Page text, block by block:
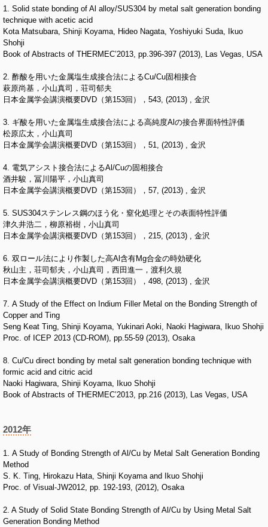
1. Solid state bonding of Al alloy/SUS304 by metal salt generation bonding
technique with acetic acid
Kota Matsubara, Shinji Koyama, Hideo Nagata, Yoshiyuki Suda, Ikuo
Shohji
Book of Abstracts of THERMEC’2013, pp.396-397 (2013), Las Vegas, USA
2. 酢酸を用いた金属塩生成接合法によるCu/Cu固相接合
萩原尚基，小山真司，荘司郁夫
日本金属学会講演概要DVD（第153回），543, (2013) , 金沢
3. ギ酸を用いた金属塩生成接合法による高純度Alの接合界面特性評価
松原広太，小山真司
日本金属学会講演概要DVD（第153回），51, (2013) , 金沢
4. 電気アシスト接合法によるAl/Cuの固相接合
酒井駿，冨川陽平，小山真司
日本金属学会講演概要DVD（第153回），57, (2013) , 金沢
5. SUS304ステンレス鋼のほう化・窒化処理とその表面特性評価
津久井浩二，柳原裕樹，小山真司
日本金属学会講演概要DVD（第153回），215, (2013) , 金沢
6. 双ロール法により作製した高Al含有Mg合金の時効硬化
秋山主，荘司郁夫，小山真司，西田進一，渡利久規
日本金属学会講演概要DVD（第153回），498, (2013) , 金沢
7. A Study of the Effect on Indium Filler Metal on the Bonding Strength of
Copper and Ting
Seng Keat Ting, Shinji Koyama, Yukinari Aoki, Naoki Hagiwara, Ikuo Shohji
Proc. of ICEP 2013 (CD-ROM), pp.55-59 (2013), Osaka
8. Cu/Cu direct bonding by metal salt generation bonding technique with
formic acid and citric acid
Naoki Hagiwara, Shinji Koyama, Ikuo Shohji
Book of Abstracts of THERMEC’2013, pp.216 (2013), Las Vegas, USA
2012年
1. A Study of Bonding Strength of Al/Cu by Metal Salt Generation Bonding
Method
S. K. Ting, Hirokazu Hata, Shinji Koyama and Ikuo Shohji
Proc. of Visual-JW2012, pp. 192-193, (2012), Osaka
2. A Study of Solid State Bonding Strength of Al/Cu by Using Metal Salt
Generation Bonding Method